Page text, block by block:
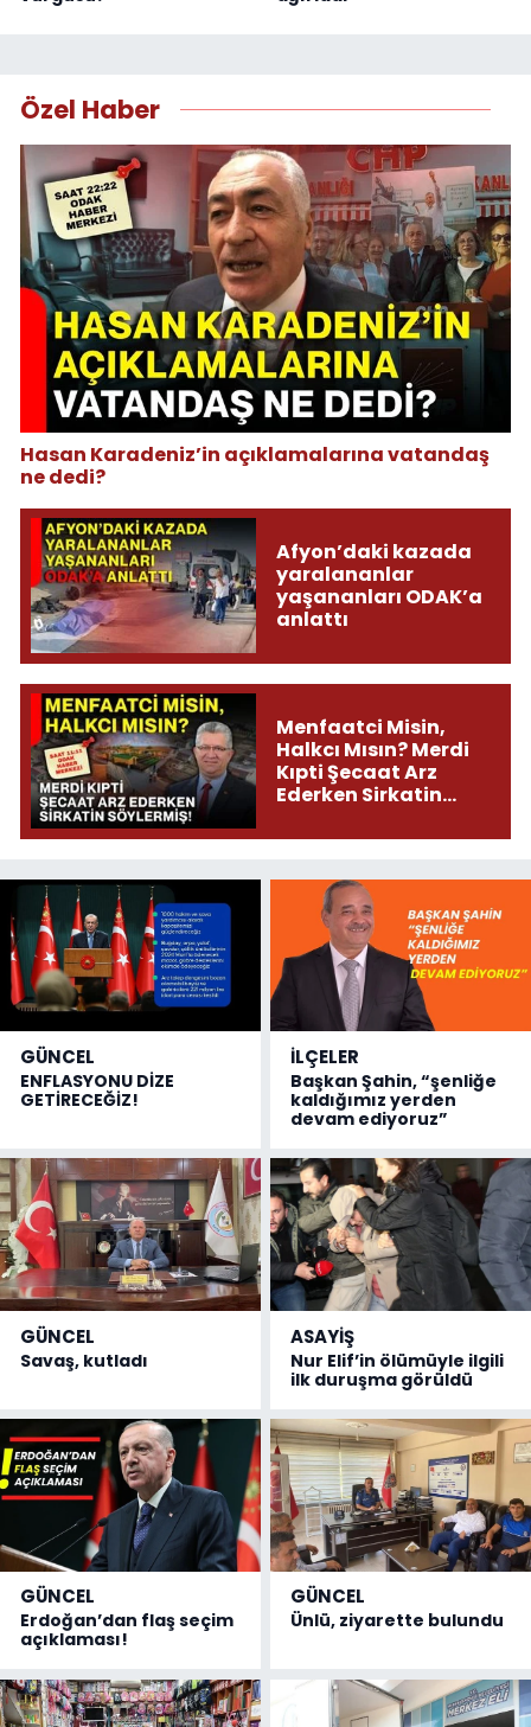
Özel Haber
Hasan Karadeniz’in açıklamalarına vatandaş
ne dedi?
Afyon’daki kazada
yaralananlar
yaşananları ODAK’a
anlattı
Menfaatci Misin,
Halkcı Mısın? Merdi
Kıpti Şecaat Arz
Ederken Sirkatin
GÜNCEL
ENFLASYONU DİZE
GETİRECEĞİZ!
İLÇELER
Başkan Şahin, “şenliğe
kaldığımız yerden
devam ediyoruz”
GÜNCEL
Savaş, kutladı
ASAYİŞ
Nur Elif’in ölümüyle ilgili
ilk duruşma görüldü
GÜNCEL
Erdoğan’dan flaş seçim
açıklaması!
GÜNCEL
Ünlü, ziyarette bulundu